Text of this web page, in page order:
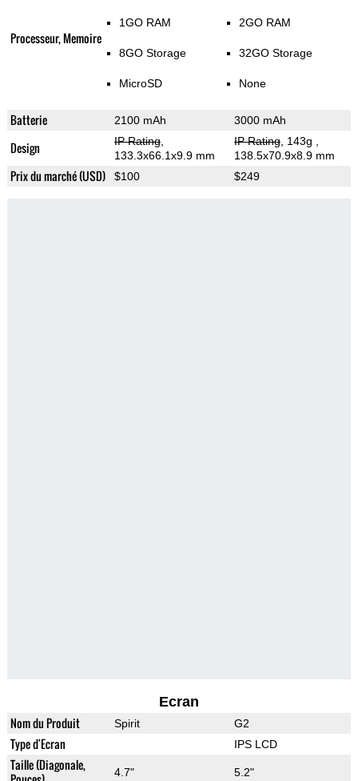
Processeur, Memoire
1GO RAM
8GO Storage
MicroSD
2GO RAM
32GO Storage
None
Batterie 2100 mAh 3000 mAh
Design IP Rating,
133.3x66.1x9.9 mm
IP Rating, 143g
138.5x70.9x8.9 mm
Prix du marché (USD) $100 $249
Ecran
Nom du Produit Spirit G2
Type d'Ecran IPS LCD
Taille (Diagonale,
4.7" 5.2"